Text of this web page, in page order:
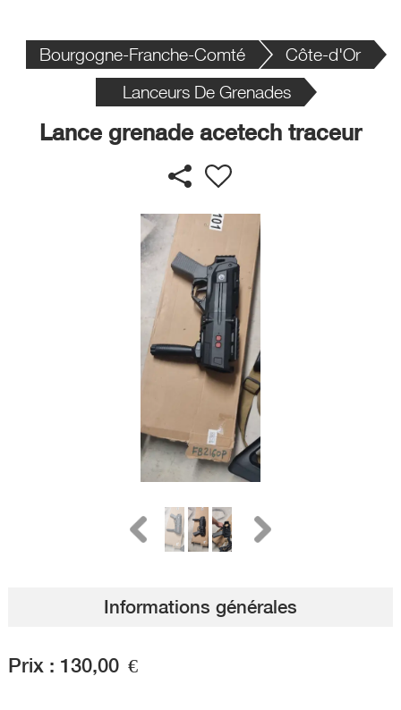
Bourgogne-Franche-Comté
Côte-d'Or
Lanceurs De Grenades
Lance grenade acetech traceur
Informations générales
Prix : 130,00 €